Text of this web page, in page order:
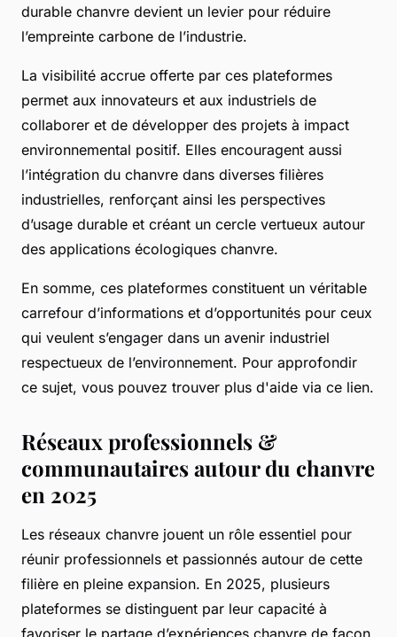
durable chanvre devient un levier pour réduire
l’empreinte carbone de l’industrie.
La visibilité accrue offerte par ces plateformes
permet aux innovateurs et aux industriels de
collaborer et de développer des projets à impact
environnemental positif. Elles encouragent aussi
l’intégration du chanvre dans diverses filières
industrielles, renforçant ainsi les perspectives
d’usage durable et créant un cercle vertueux autour
des applications écologiques chanvre.
En somme, ces plateformes constituent un véritable
carrefour d’informations et d’opportunités pour ceux
qui veulent s’engager dans un avenir industriel
respectueux de l’environnement. Pour approfondir
ce sujet, vous pouvez trouver plus d'aide via ce lien.
Réseaux professionnels &
communautaires autour du chanvre
en 2025
Les réseaux chanvre jouent un rôle essentiel pour
réunir professionnels et passionnés autour de cette
filière en pleine expansion. En 2025, plusieurs
plateformes se distinguent par leur capacité à